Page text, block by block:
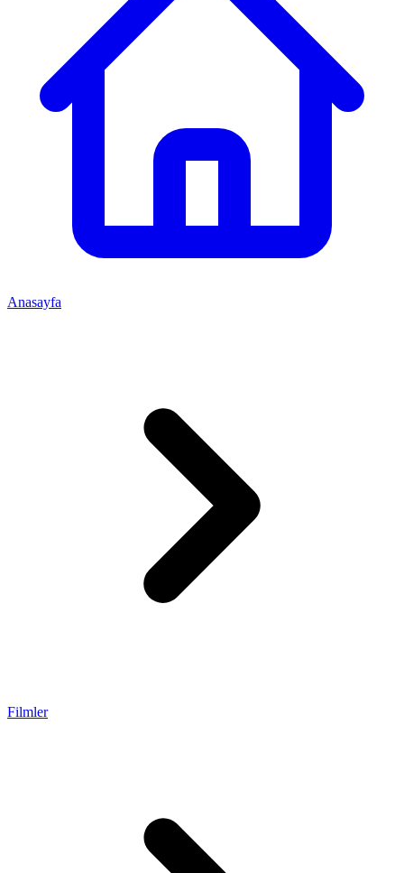
Anasayfa
Filmler